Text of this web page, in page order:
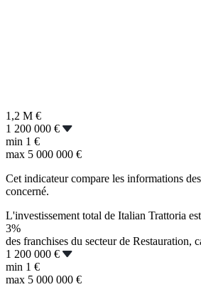
1,2 M €
1 200 000 €
min 1 €
max 5 000 000 €
Cet indicateur compare les informations
concerné.
L'investissement total de Italian Trattoria
3%
des franchises du secteur de Restauration,
1 200 000 €
min 1 €
max 5 000 000 €